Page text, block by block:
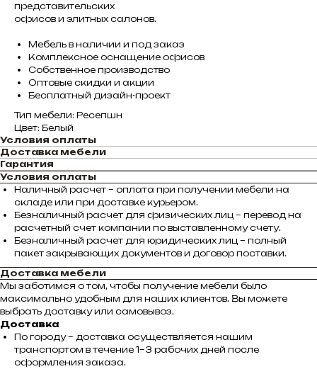
представительских
офисов и элитных салонов.
Мебель в наличии и под заказ
Комплексное оснащение офисов
Собственное производство
Оптовые скидки и акции
Бесплатный дизайн-проект
Тип мебели: Ресепшн
Цвет: Белый
Условия оплаты
Доставка мебели
Гарантия
Условия оплаты
Наличный расчет – оплата при получении мебели на
складе или при доставке курьером.
Безналичный расчет для физических лиц – перевод на
расчетный счет компании по выставленному счету.
Безналичный расчет для юридических лиц – полный
пакет закрывающих документов и договор поставки.
Доставка мебели
Мы заботимся о том, чтобы получение мебели было
максимально удобным для наших клиентов. Вы можете
выбрать доставку или самовывоз.
Доставка
По городу – доставка осуществляется нашим
транспортом в течение 1–3 рабочих дней после
оформления заказа.